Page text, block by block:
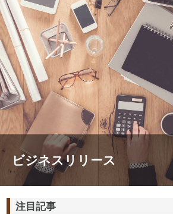
ビジネスリリース
注目記事